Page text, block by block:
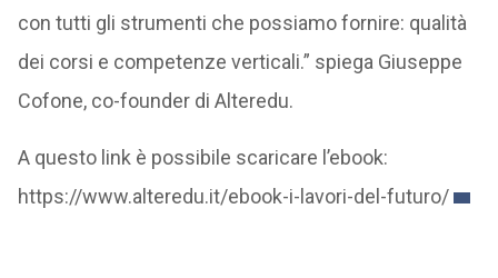
con tutti gli strumenti che possiamo fornire: qualità
dei corsi e competenze verticali.” spiega Giuseppe
Cofone, co-founder di Alteredu.
A questo link è possibile scaricare l’ebook:
https://www.alteredu.it/ebook-i-lavori-del-futuro/